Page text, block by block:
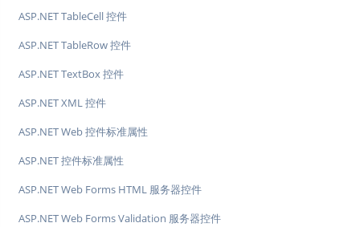
ASP.NET TableCell 控件
ASP.NET TableRow 控件
ASP.NET TextBox 控件
ASP.NET XML 控件
ASP.NET Web 控件标准属性
ASP.NET 控件标准属性
ASP.NET Web Forms HTML 服务器控件
ASP.NET Web Forms Validation 服务器控件